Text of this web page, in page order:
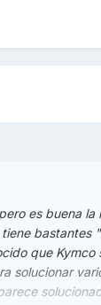
es buena
bastantes
que
solucionar